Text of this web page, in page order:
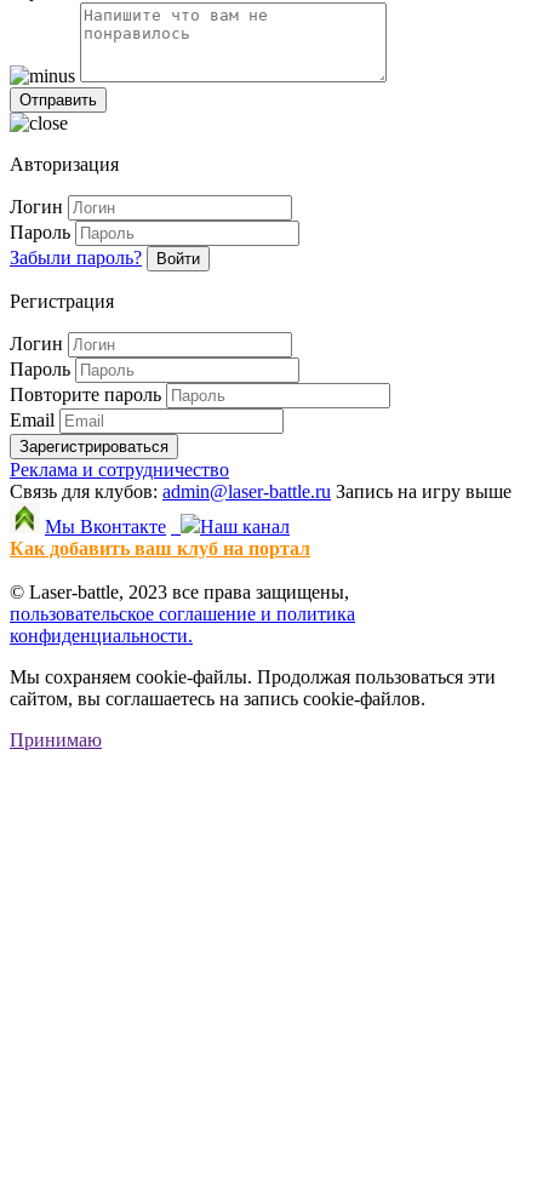
Авторизация
Логин
Пароль
Забыли пароль?
Войти
Регистрация
Логин
Пароль
Повторите пароль
Email
Зарегистрироваться
Реклама и сотрудничество
Связь для клубов: admin@laser-battle.ru Запись на игру выше
Мы Вконтакте
Наш канал
Как добавить ваш клуб на портал
© Laser-battle, 2023 все права защищены,
пользовательское соглашение и политика
конфиденциальности.
Мы сохраняем cookie-файлы. Продолжая пользоваться эти
сайтом, вы соглашаетесь на запись cookie-файлов.
Принимаю